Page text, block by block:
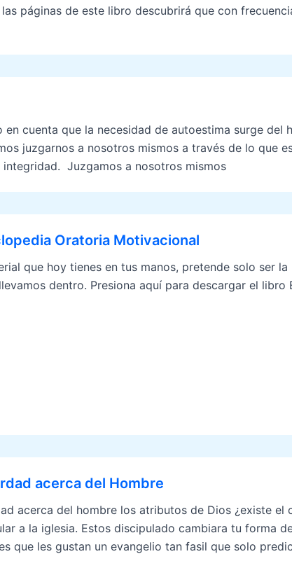
páginas de este libro descubrirá que con
cuenta que la necesidad de autoestima surge del
juzgarnos a nosotros mismos a través de lo que
Juzgamos a nosotros mismos
Oratoria Motivacional
que hoy tienes en tus manos, pretende solo ser
dentro. Presiona aquí para descargar el
acerca del Hombre
acerca del hombre los atributos de Dios ¿existe
a la iglesia. Estos discipulado cambiara tu forma
que les gustan un evangelio tan fasil que solo